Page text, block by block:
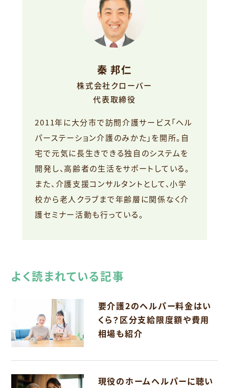
秦 邦仁
株式会社クローバー
代表取締役
2011年に大分市で訪問介護サービス「ヘル
パーステーション介護のみかた」を開所。自
宅で元気に長生きできる独自のシステムを
開発し、高齢者の生活をサポートしている。
また、介護支援コンサルタントとして、小学
校から老人クラブまで年齢層に関係なく介
護セミナー活動も行っている。
よく読まれている記事
要介護2のヘルパー料金はい
くら？区分支給限度額や費用
相場も紹介
現役のホームヘルパーに聴い